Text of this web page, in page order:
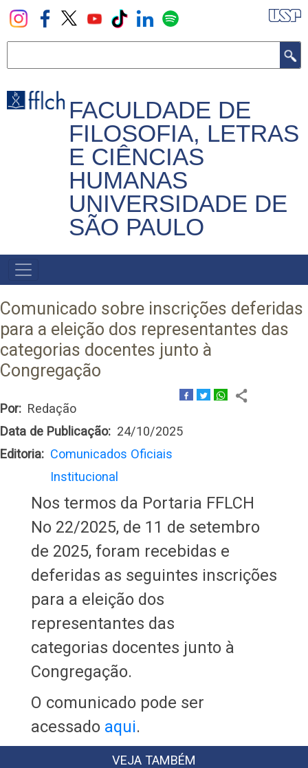
Pular
para
principal
FACULDADE DE
FILOSOFIA, LETRAS
E CIÊNCIAS
HUMANAS
UNIVERSIDADE DE
SÃO PAULO
NAVEGADOR
PRINCIPAL
Comunicado sobre inscrições deferidas
para a eleição dos representantes das
categorias docentes junto à
Congregação
Por
Redação
Data de Publicação
24/10/2025
Editoria
Comunicados Oficiais
Institucional
Nos termos da Portaria FFLCH
No 22/2025, de 11 de setembro
de 2025, foram recebidas e
deferidas as seguintes inscrições
para a eleição dos
representantes das
categorias docentes junto à
Congregação.
O comunicado pode ser
acessado aqui.
VEJA TAMBÉM